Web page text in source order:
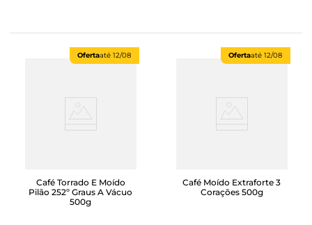
Ofertaaté 12/08
Café Torrado E Moído
Pilão 252º Graus A Vácuo
500g
Ofertaaté 12/08
Café Moído Extraforte 3
Corações 500g